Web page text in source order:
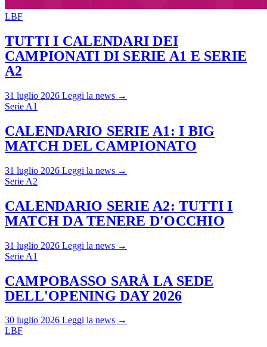
LBF
TUTTI I CALENDARI DEI
CAMPIONATI DI SERIE A1 E SERIE
A2
31 luglio 2026 Leggi la news →
Serie A1
CALENDARIO SERIE A1: I BIG
MATCH DEL CAMPIONATO
31 luglio 2026 Leggi la news →
Serie A2
CALENDARIO SERIE A2: TUTTI I
MATCH DA TENERE D'OCCHIO
31 luglio 2026 Leggi la news →
Serie A1
CAMPOBASSO SARÀ LA SEDE
DELL'OPENING DAY 2026
30 luglio 2026 Leggi la news →
LBF